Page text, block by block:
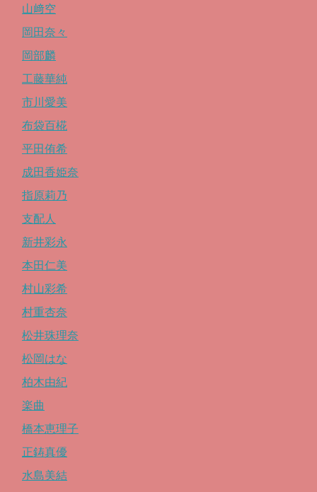
山﨑空
岡田奈々
岡部麟
工藤華純
市川愛美
布袋百椛
平田侑希
成田香姫奈
指原莉乃
支配人
新井彩永
本田仁美
村山彩希
村重杏奈
松井珠理奈
松岡はな
柏木由紀
楽曲
橋本恵理子
正鋳真優
水島美結